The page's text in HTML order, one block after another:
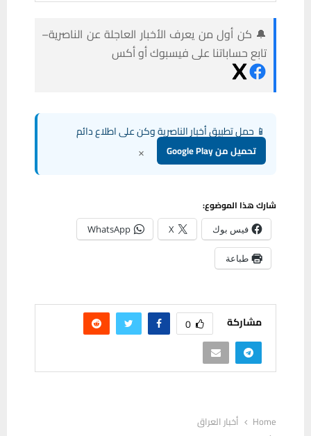
🔔 كن أول من يعرف الأخبار العاجلة عن الناصرية–
تابع حساباتنا على فيسبوك أو أكس
📱 حمل تطبيق أخبار الناصرية وكن على اطلاع دائم
تحميل من Google Play ×
شارك هذا الموضوع:
فيس بوك X
WhatsApp
طباعة
مشاركة 0
Home
أخبار العراق